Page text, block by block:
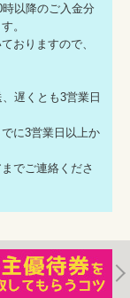
以降のご入金分
。
おりますので、
遅くとも3営業日
に3営業日以上か
でご連絡くださ